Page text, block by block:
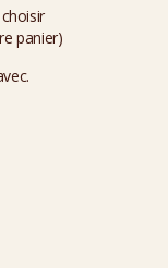
panier)